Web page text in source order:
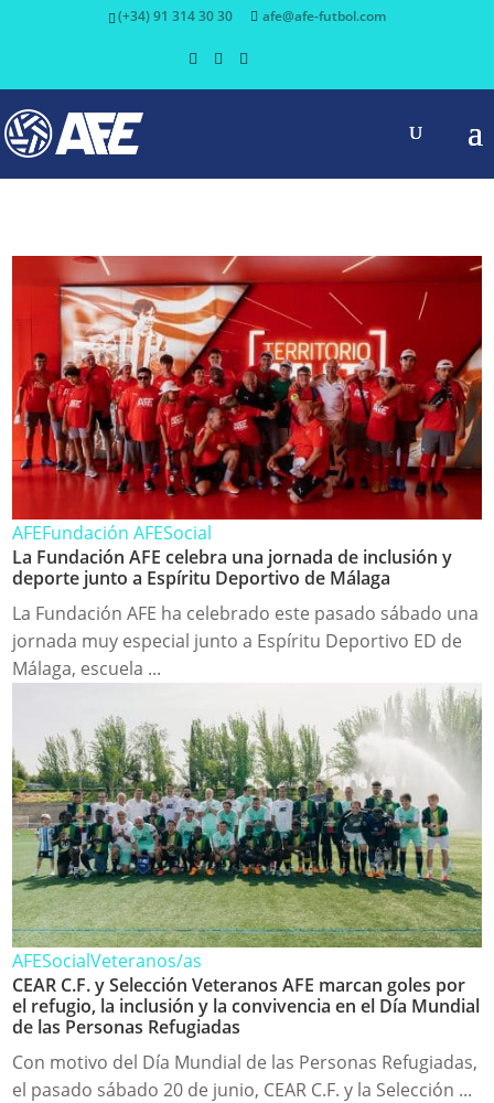
(+34) 91 314 30 30 afe@afe-futbol.com
AFEFundación AFESocial
La Fundación AFE celebra una jornada de inclusión y
deporte junto a Espíritu Deportivo de Málaga
La Fundación AFE ha celebrado este pasado sábado una
jornada muy especial junto a Espíritu Deportivo ED de
Málaga, escuela ...
AFESocialVeteranos/as
CEAR C.F. y Selección Veteranos AFE marcan goles por
el refugio, la inclusión y la convivencia en el Día Mundial
de las Personas Refugiadas
Con motivo del Día Mundial de las Personas Refugiadas,
el pasado sábado 20 de junio, CEAR C.F. y la Selección ...